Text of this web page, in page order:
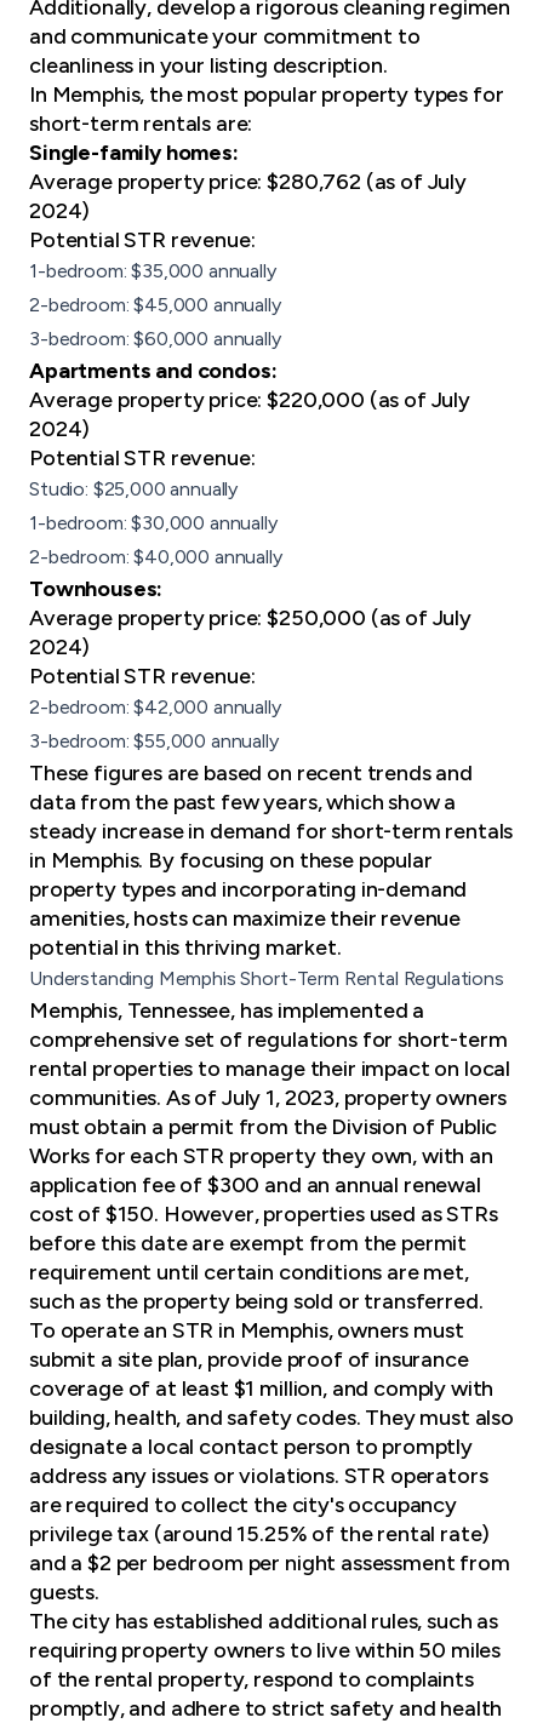
Additionally, develop a rigorous cleaning regimen
and communicate your commitment to
cleanliness in your listing description.
In Memphis, the most popular property types for
short-term rentals are:
Single-family homes:
Average property price: $280,762 (as of July
2024)
Potential STR revenue:
1-bedroom: $35,000 annually
2-bedroom: $45,000 annually
3-bedroom: $60,000 annually
Apartments and condos:
Average property price: $220,000 (as of July
2024)
Potential STR revenue:
Studio: $25,000 annually
1-bedroom: $30,000 annually
2-bedroom: $40,000 annually
Townhouses:
Average property price: $250,000 (as of July
2024)
Potential STR revenue:
2-bedroom: $42,000 annually
3-bedroom: $55,000 annually
These figures are based on recent trends and
data from the past few years, which show a
steady increase in demand for short-term rentals
in Memphis. By focusing on these popular
property types and incorporating in-demand
amenities, hosts can maximize their revenue
potential in this thriving market.
Understanding Memphis Short-Term Rental Regulations
Memphis, Tennessee, has implemented a
comprehensive set of regulations for short-term
rental properties to manage their impact on local
communities. As of July 1, 2023, property owners
must obtain a permit from the Division of Public
Works for each STR property they own, with an
application fee of $300 and an annual renewal
cost of $150. However, properties used as STRs
before this date are exempt from the permit
requirement until certain conditions are met,
such as the property being sold or transferred.
To operate an STR in Memphis, owners must
submit a site plan, provide proof of insurance
coverage of at least $1 million, and comply with
building, health, and safety codes. They must also
designate a local contact person to promptly
address any issues or violations. STR operators
are required to collect the city's occupancy
privilege tax (around 15.25% of the rental rate)
and a $2 per bedroom per night assessment from
guests.
The city has established additional rules, such as
requiring property owners to live within 50 miles
of the rental property, respond to complaints
promptly, and adhere to strict safety and health